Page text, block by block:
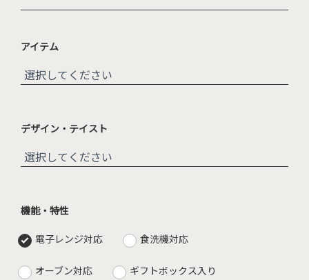
アイテム
デザイン・テイスト
機能・特性
電子レンジ対応 食洗機対応
オーブン対応 ギフトボックス入り